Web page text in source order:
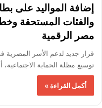
والفئات المستحقة
مصر الرقمية
قرار جديد لدعم الأسر
توسيع مظلة الحماية
أكمل القراءة »